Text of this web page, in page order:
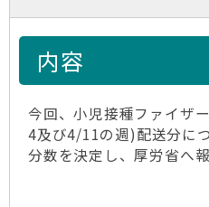
内容
今回、小児接種ファイザ
4及び4/11の週)配送分に
分数を決定し、厚労省へ